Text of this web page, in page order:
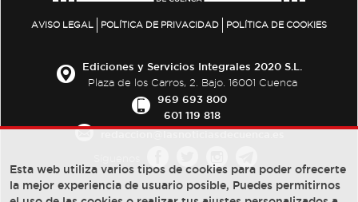
AVISO LEGAL POLÍTICA DE PRIVACIDAD POLÍTICA DE COOKIES
Ediciones y Servicios Integrales 2020 S.L.
Plaza de los Carros, 2. Bajo. 16001 Cuenca
969 693 800
601 119 818
Esta web utiliza varios tipos de cookies para poder ofrecerte
la mejor experiencia de usuario posible, Puedes permitirnos